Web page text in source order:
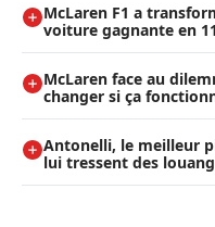
McLaren F1 a
voiture gagnante en
McLaren face au
changer si ça
Antonelli, le meilleur
lui tressent des